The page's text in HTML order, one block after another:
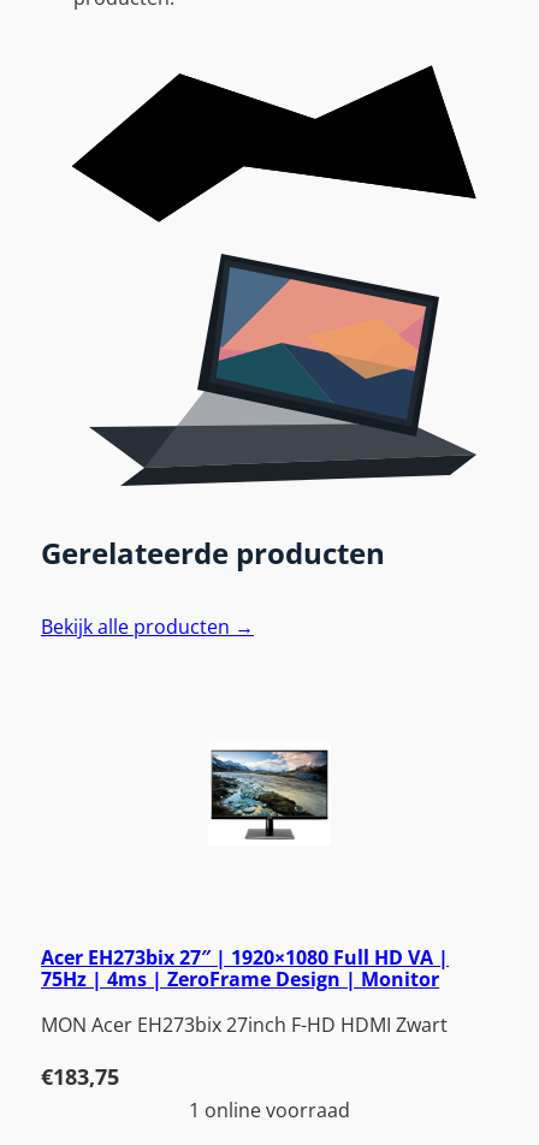
Gerelateerde producten
Bekijk alle producten →
Acer EH273bix 27″ | 1920×1080 Full HD VA |
75Hz | 4ms | ZeroFrame Design | Monitor
MON Acer EH273bix 27inch F-HD HDMI Zwart
€183,75
1 online voorraad